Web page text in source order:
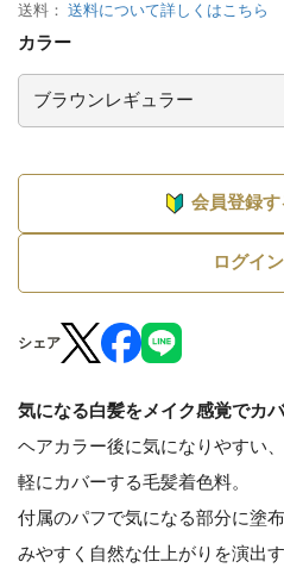
送料： 送料について詳しくはこちら
カラー
会員登録す
ログイ
シェア
気になる白髪をメイク感覚でカ
ヘアカラー後に気になりやすい
軽にカバーする毛髪着色料。
付属のパフで気になる部分に塗
みやすく自然な仕上がりを演出す